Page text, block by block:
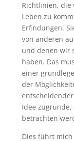
Richtlinien, die
Leben zu
Erfindungen.
von anderen
und denen wir
haben. Das
einer
der
Idee
betrachten
Dies führt